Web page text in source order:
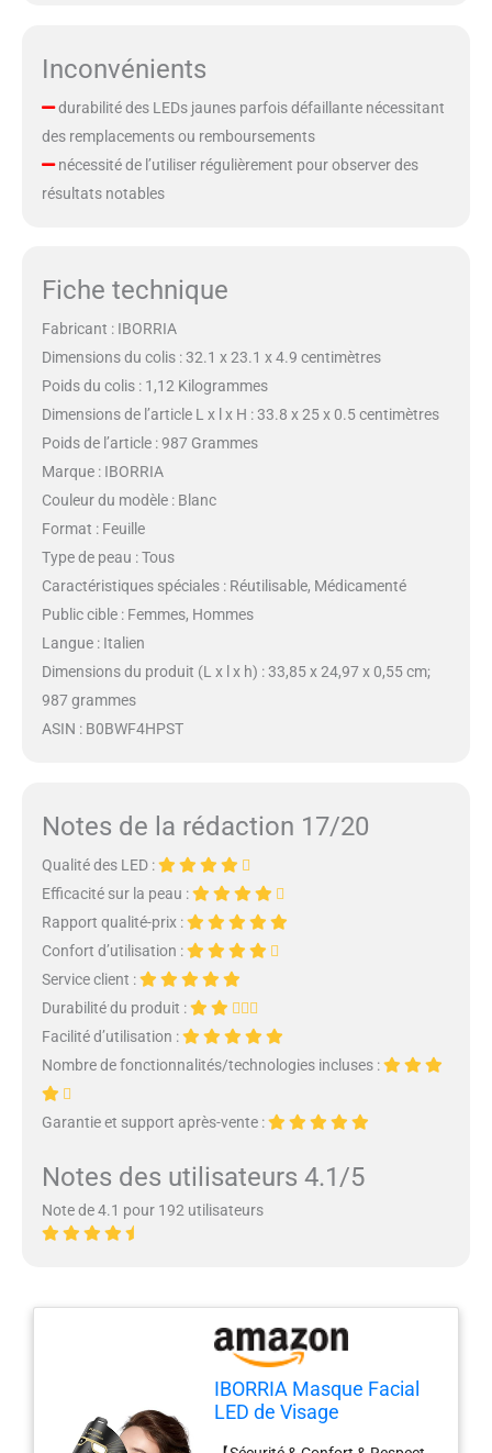
Inconvénients
durabilité des LEDs jaunes parfois défaillante nécessitant
des remplacements ou remboursements
nécessité de l’utiliser régulièrement pour observer des
résultats notables
Fiche technique
Fabricant : IBORRIA
Dimensions du colis : 32.1 x 23.1 x 4.9 centimètres
Poids du colis : 1,12 Kilogrammes
Dimensions de l’article L x l x H : 33.8 x 25 x 0.5 centimètres
Poids de l’article : 987 Grammes
Marque : IBORRIA
Couleur du modèle : Blanc
Format : Feuille
Type de peau : Tous
Caractéristiques spéciales : Réutilisable, Médicamenté
Public cible : Femmes, Hommes
Langue : Italien
Dimensions du produit (L x l x h) : 33,85 x 24,97 x 0,55 cm;
987 grammes
ASIN : B0BWF4HPST
Notes de la rédaction 17/20
Qualité des LED :
Efficacité sur la peau :
Rapport qualité-prix :
Confort d’utilisation :
Service client :
Durabilité du produit :
Facilité d’utilisation :
Nombre de fonctionnalités/technologies incluses :
Garantie et support après-vente :
Notes des utilisateurs 4.1/5
Note de 4.1 pour 192 utilisateurs
IBORRIA Masque Facial
LED de Visage